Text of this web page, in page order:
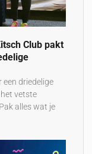
Club pakt
een driedelige
vetste
alles wat je